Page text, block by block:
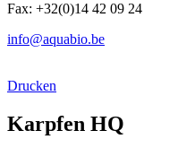
Fax: +32(0)14 42 09 24
info@aquabio.be
Drucken
Karpfen HQ